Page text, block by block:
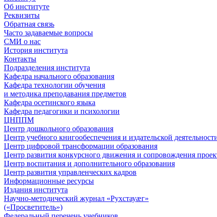
Об институте
Реквизиты
Обратная связь
Часто задаваемые вопросы
СМИ о нас
История института
Контакты
Подразделения института
Кафедра начального образования
Кафедра технологии обучения
и методика преподавания предметов
Кафедра осетинского языка
Кафедра педагогики и психологии
ЦНППМ
Центр дошкольного образования
Центр учебного книгообеспечения и издательской
Центр цифровой трансформации образования
Центр развития конкурсного движения и сопровождения
Центр воспитания и дополнительного образования
Центр развития управленческих кадров
Информационные ресурсы
Издания института
Научно-методический журнал «Рухстауæг»
(«Просветитель»)